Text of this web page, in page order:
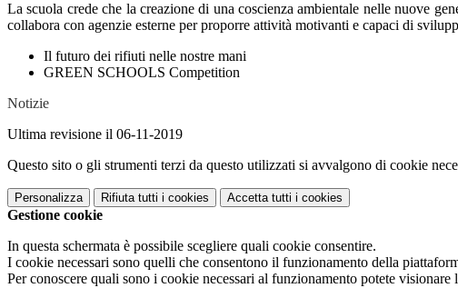
La scuola crede che la creazione di una coscienza ambientale nelle nuove
collabora con agenzie esterne per proporre attività motivanti e capaci di
Il futuro dei rifiuti nelle nostre mani
GREEN SCHOOLS Competition
Notizie
Ultima revisione il 06-11-2019
Questo sito o gli strumenti terzi da questo utilizzati si avvalgono di cookie
Personalizza Rifiuta tutti i cookies Accetta tutti i cookies
Gestione cookie
In questa schermata è possibile scegliere quali cookie consentire.
I cookie necessari sono quelli che consentono il funzionamento della
Per conoscere quali sono i cookie necessari al funzionamento potete visionare